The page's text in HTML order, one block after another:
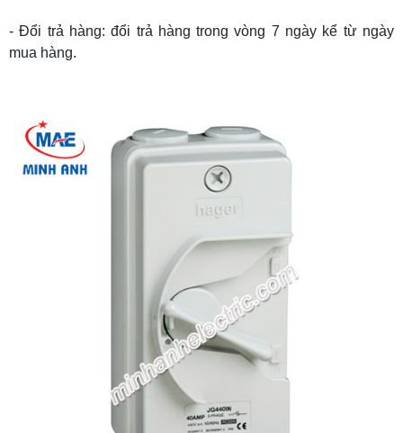
- Đổi trả hàng: đổi trả hàng trong vòng 7 ngày kể từ ngày
mua hàng.